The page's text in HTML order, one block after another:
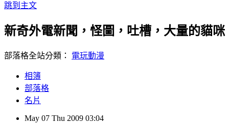
跳到主文
新奇外電新聞，怪圖，吐槽，大量的貓咪
部落格全站分類： 電玩動漫
相簿
部落格
名片
May 07 Thu 2009 03:04